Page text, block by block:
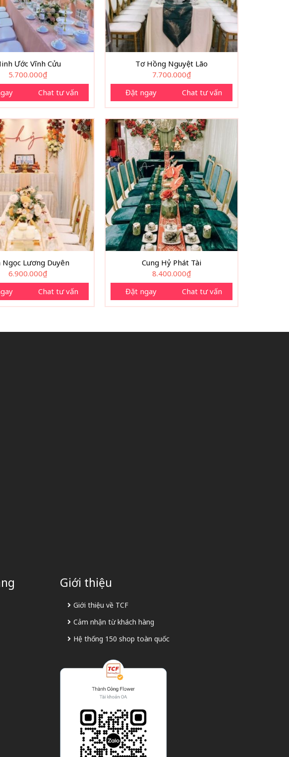
Ước Vĩnh Cửu
5.700.000₫
Chat tư vấn
Tơ Hồng Nguyệt Lão
7.700.000₫
Đặt ngay
Chat tư vấn
Ngọc Lương Duyên
6.900.000₫
Chat tư vấn
Cung Hỷ Phát Tài
8.400.000₫
Đặt ngay
Chat tư vấn
Giới thiệu
Giới thiệu về TCF
Cảm nhận từ khách hàng
Hệ thống 150 shop toàn quốc